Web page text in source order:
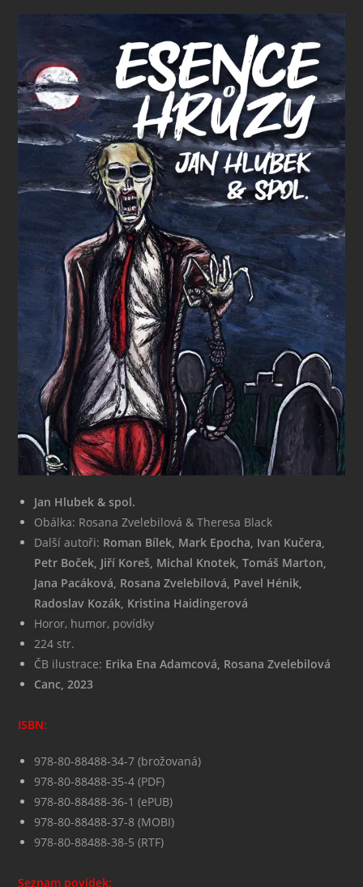
Jan Hlubek & spol.
Obálka: Rosana Zvelebilová & Theresa Black
Další autoři: Roman Bílek, Mark Epocha, Ivan Kučera,
Petr Boček, Jiří Koreš, Michal Knotek, Tomáš Marton,
Jana Pacáková, Rosana Zvelebilová, Pavel Hénik,
Radoslav Kozák, Kristina Haidingerová
Horor, humor, povídky
224 str.
ČB ilustrace: Erika Ena Adamcová, Rosana Zvelebilová
Canc, 2023
ISBN:
978-80-88488-34-7 (brožovaná)
978-80-88488-35-4 (PDF)
978-80-88488-36-1 (ePUB)
978-80-88488-37-8 (MOBI)
978-80-88488-38-5 (RTF)
Seznam povídek: